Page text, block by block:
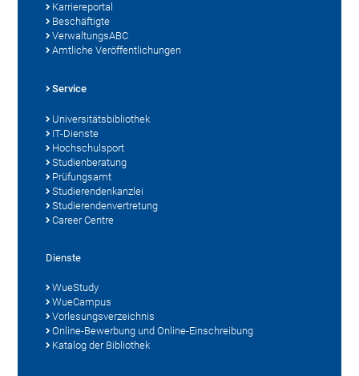
Karriereportal
Beschäftigte
VerwaltungsABC
Amtliche Veröffentlichungen
Service
Universitätsbibliothek
IT-Dienste
Hochschulsport
Studienberatung
Prüfungsamt
Studierendenkanzlei
Studierendenvertretung
Career Centre
Dienste
WueStudy
WueCampus
Vorlesungsverzeichnis
Online-Bewerbung und Online-Einschreibung
Katalog der Bibliothek